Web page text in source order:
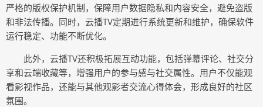
严格的版权保护机制，保障用户数据隐私和内容安全，避免盗版
和非法传播。同时，云播TV定期进行系统更新和维护，确保软件
运行稳定、功能不断优化。
此外，云播TV还积极拓展互动功能，包括弹幕评论、社交分
享和云端收藏等，增强用户的参与感与社交属性。用户不仅能观
看影视作品，还能与其他观影者交流心得体会，形成良好的社区
氛围。